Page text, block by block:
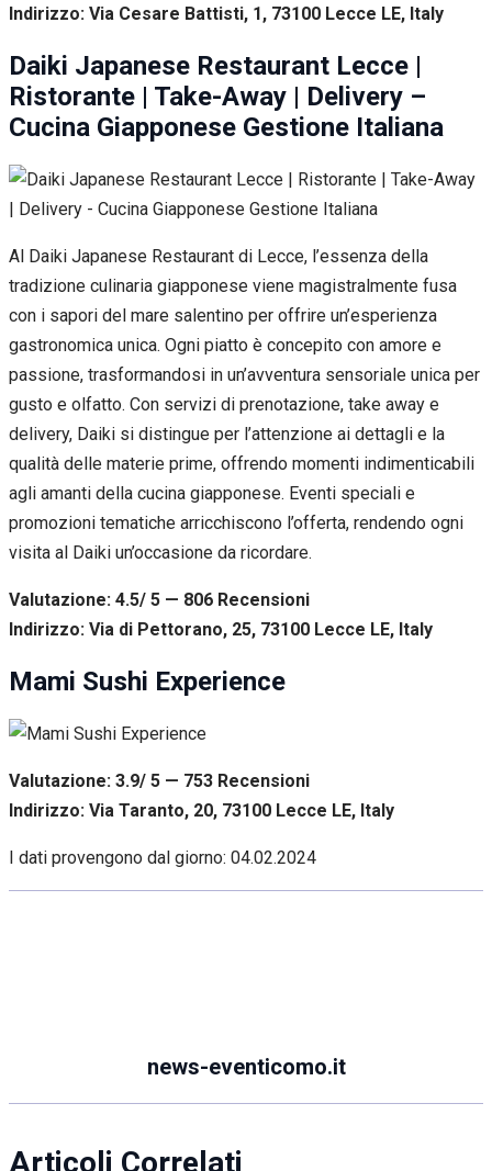
Indirizzo: Via Cesare Battisti, 1, 73100 Lecce LE, Italy
Daiki Japanese Restaurant Lecce |
Ristorante | Take-Away | Delivery –
Cucina Giapponese Gestione Italiana
Al Daiki Japanese Restaurant di Lecce, l’essenza della
tradizione culinaria giapponese viene magistralmente fusa
con i sapori del mare salentino per offrire un’esperienza
gastronomica unica. Ogni piatto è concepito con amore e
passione, trasformandosi in un’avventura sensoriale unica per
gusto e olfatto. Con servizi di prenotazione, take away e
delivery, Daiki si distingue per l’attenzione ai dettagli e la
qualità delle materie prime, offrendo momenti indimenticabili
agli amanti della cucina giapponese. Eventi speciali e
promozioni tematiche arricchiscono l’offerta, rendendo ogni
visita al Daiki un’occasione da ricordare.
Valutazione: 4.5/ 5 — 806 Recensioni
Indirizzo: Via di Pettorano, 25, 73100 Lecce LE, Italy
Mami Sushi Experience
Valutazione: 3.9/ 5 — 753 Recensioni
Indirizzo: Via Taranto, 20, 73100 Lecce LE, Italy
I dati provengono dal giorno: 04.02.2024
news-eventicomo.it
Articoli Correlati